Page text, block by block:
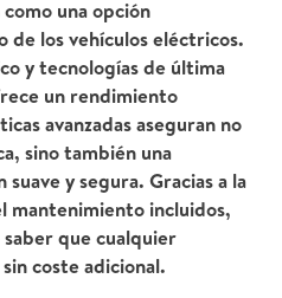
una opción
de los vehículos eléctricos.
y tecnologías de última
un rendimiento
avanzadas aseguran no
sino también una
y segura. Gracias a la
mantenimiento incluidos,
que cualquier
coste adicional.